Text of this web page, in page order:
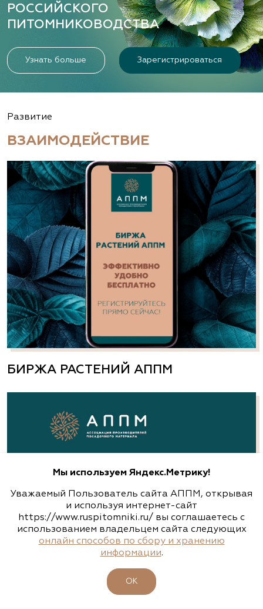
РОССИЙСКОГО
ПИТОМНИКОВОДСТВА
Узнать больше Зарегистрироваться
Развитие
ВЗАИМОДЕЙСТВИЕ
БИРЖА РАСТЕНИЙ АППМ
Мы используем Яндекс.Метрику!
Уважаемый Пользователь сайта АППМ, открывая
и используя интернет-сайт
https://www.ruspitomniki.ru/ вы соглашаетесь с
использованием владельцем сайта следующих
онлайн способов по сбору и хранению
информации.
ОК